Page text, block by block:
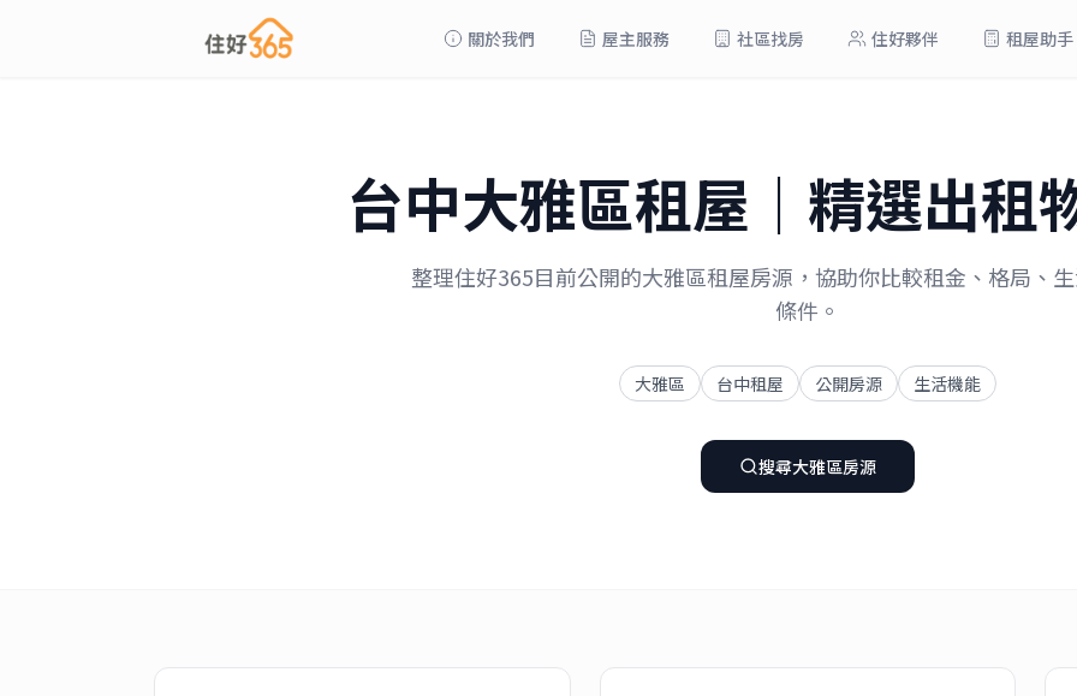
關於我們 屋主服務 社區找房 住好夥伴 租屋助手
台中大雅區租屋｜精選出租
整理住好365目前公開的大雅區租屋房源，協助你比較租金、格局、
條件。
大雅區 台中租屋 公開房源 生活機能
搜尋大雅區房源